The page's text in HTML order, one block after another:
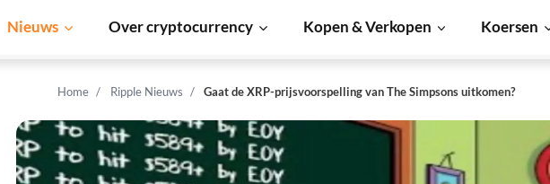
Nieuws Over cryptocurrency Kopen & Verkopen Koersen
Home Ripple Nieuws Gaat de XRP-prijsvoorspelling van The Simpsons uitkomen?